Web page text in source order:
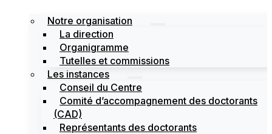
Notre organisation
La direction
Organigramme
Tutelles et commissions
Les instances
Conseil du Centre
Comité d’accompagnement des doctorants
(CAD)
Représentants des doctorants